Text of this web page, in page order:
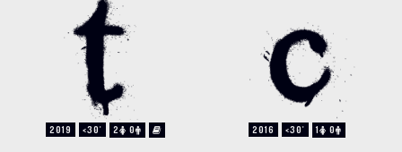
2019 <30' 2 0 2016 <30' 1 0